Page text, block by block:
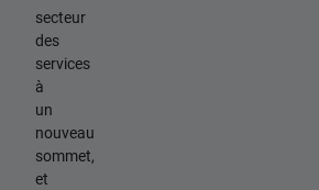
secteur
des
services
à
un
nouveau
sommet,
et